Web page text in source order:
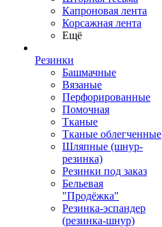
Капроновая лента
Корсажная лента
Ещё
Резинки
Башмачные
Вязаные
Перфорированные
Помочная
Тканые
Тканые облегченные
Шляпные (шнур-
резинка)
Резинки под заказ
Бельевая
"Продёжка"
Резинка-эспандер
(резинка-шнур)